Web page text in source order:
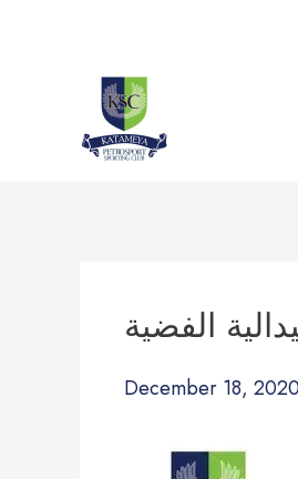
الفضية
December 18,